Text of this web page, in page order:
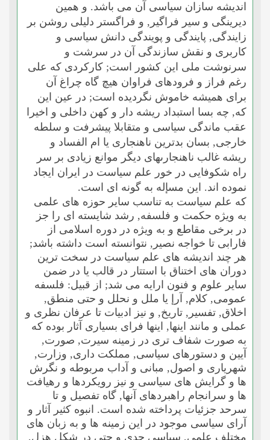
اندیشه سازان سیاسى آن مى باشد. و همین
دیرینگى و سیر فراگیر, و فراگستر دلیلى روشن بر
زایندگى, پایندگى و پویندگى دانش سیاسى و
کاربرى و نقش سازندگى آن در سرشت و
سرنوشت ملى این کشور است; کارکردى که على
رغم فراز و فرودهاى فراوان هیچ گاه چراغ آن
براى همیشه خاموش نگردیده است; در عین این
که, چه بسا استبداد ریشه دار و کهن داخلى و اخیرا
عقب ماندگى سیاسى و متقابلا پیشرفت و سلطه
خارجى, بسان بدترین ناهنجارى یا ام الفساد و
ریشه غالب ناهنجارىهاى دیگر موانع زیادى بر سر
راه شکوفایى در خور علم سیاست در ایران ایجاد
نموده اند. این مسإله به گونه اى است.
که علم سیاست به تناسب سایر حوزه هاى علمى
به ویژه حکمت و فلسفه, رشد شایسته اى را جز
در برخى مقاطع و به ویژه در دوره اسلامى از
فارابى تا خواجه نصیر, نتوانسته است داشته باشد;
هر چند اندیشه هاى علم سیاست در سخت ترین
دوران هاى اختناق با استتار در قالب یا در ضمن
سایر علوم و فنون ارایه مى شد; از قبیل: فلسفه
عمومى, کلام, آرإ یا ملل و نحلل و حتى منطق,
اخلاق, تفسیر, تاریخ, و نیز ادبیات تا عرفان نظرى و
عملى و مانند اینها, اینها فراى بسیارى آثار بوده که
به صورت شفاف ترى در زمینه سیرت, صورت,
آیین و دستورهاى سیاسى, مملکت دارى, وزارت,
شهریارى و اصول, مبانى و آداب مربوطه و نگرش
ها و گرایش هاى سیاسى و نیز رویکردها و رهیافت
ها و سرانجام راهبردهاى آنها, گاه تفصیل و تا
سرحد جزئیات پرداخته شده است. انبوه کثیر آثار و
آراى سیاسى موجود در این زمینه ها و به زبان هاى
مختلف علمى, سیاسى جدى و حتى در شکل هزل,